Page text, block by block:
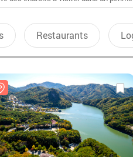
Restaurants